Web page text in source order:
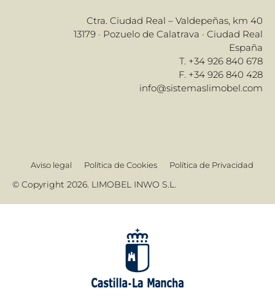
Ctra. Ciudad Real – Valdepeñas, km 40
13179 · Pozuelo de Calatrava · Ciudad Real
España
T. +34 926 840 678
F. +34 926 840 428
info@sistemaslimobel.com
Aviso legal Política de Cookies Política de Privacidad
© Copyright 2026. LIMOBEL INWO S.L.